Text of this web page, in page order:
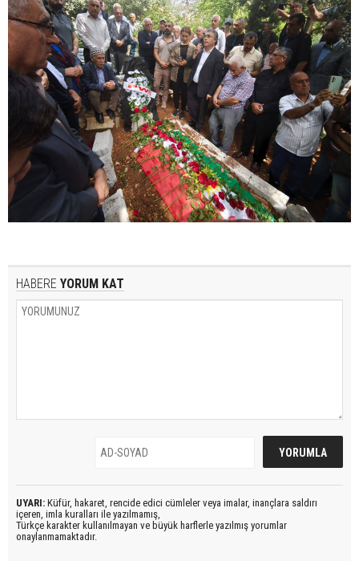
HABERE YORUM KAT
UYARI: Küfür, hakaret, rencide edici cümleler veya imalar, inançlara saldırı
içeren, imla kuralları ile yazılmamış,
Türkçe karakter kullanılmayan ve büyük harflerle yazılmış yorumlar
onaylanmamaktadır.